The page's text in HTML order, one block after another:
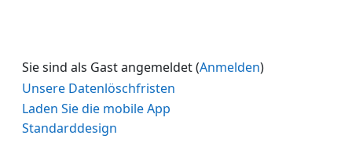
Sie sind als Gast angemeldet (Anmelden)
Unsere Datenlöschfristen
Laden Sie die mobile App
Standarddesign